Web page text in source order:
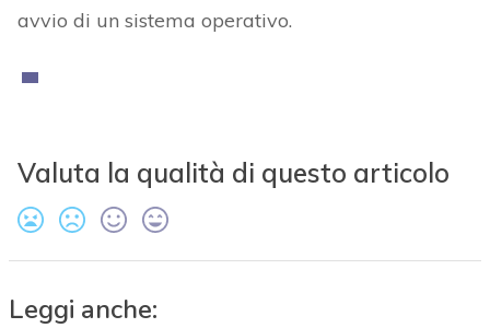
avvio di un sistema operativo.
Valuta la qualità di questo articolo
Leggi anche: